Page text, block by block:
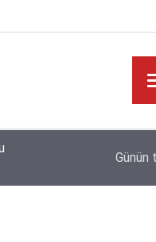
Bakan Yusuf
Günün